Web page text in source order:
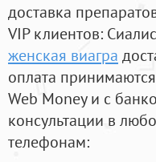
доставка
VIP клиентов:
женская виагра
оплата
Web Money и с
консультации в
телефонам: